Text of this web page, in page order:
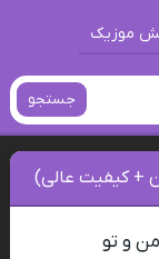
موزیک
جستجو
+ کیفیت عالی)
و تو